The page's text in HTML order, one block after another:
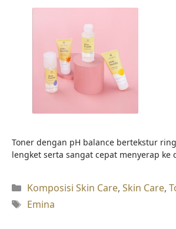
Toner dengan pH balance bertekstur
lengket serta sangat cepat menyerap ke
Kategori
Komposisi Skin Care, Skin Care,
Tag
Emina